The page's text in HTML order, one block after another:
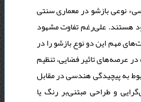
نوعی بازشو در معماری سنتی
هستند. علی‌‌رغم تفاوت مشهود
مهم این دو نوع بازشو را در
عرصه‌‌های تاثیر فضایی، تنظیم
به پیچیدگی هندسی در مقابل
و طراحی مبتنی‌بر رنگ یا